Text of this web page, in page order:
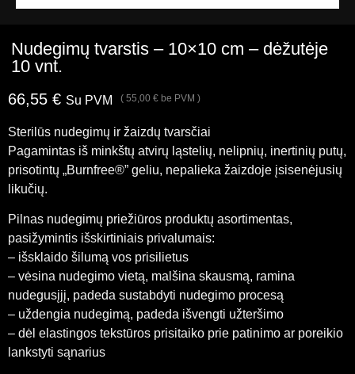
Nudegimų tvarstis – 10×10 cm – dėžutėje
10 vnt.
66,55 € Su PVM ( 55,00 € be PVM )
Sterilūs nudegimų ir žaizdų tvarsčiai
Pagamintas iš minkštų atvirų ląstelių, nelipnių, inertinių putų,
prisotintų „Burnfree®” geliu, nepalieka žaizdoje įsisenėjusių
likučių.
Pilnas nudegimų priežiūros produktų asortimentas,
pasižymintis išskirtiniais privalumais:
– išsklaido šilumą vos prisilietus
– vėsina nudegimo vietą, malšina skausmą, ramina
nudegusįjį, padeda sustabdyti nudegimo procesą
– uždengia nudegimą, padeda išvengti užteršimo
– dėl elastingos tekstūros prisitaiko prie patinimo ar poreikio
lankstyti sąnarius